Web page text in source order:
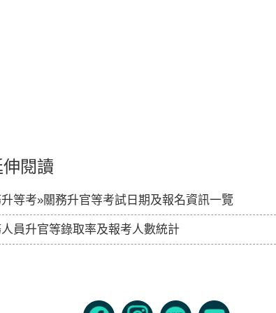
閱讀
等考»關務升官等考試日期及報名資訊一覽
員升官等錄取率及報考人數統計